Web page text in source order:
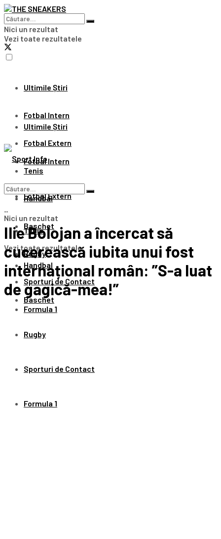
Nici un rezultat
Vezi toate rezultatele
Ultimile Știri
Fotbal Intern
Fotbal Extern
Tenis
Handbal
Baschet
Rugby
Sporturi de Contact
Formula 1
Ultimile Știri
Fotbal Intern
Fotbal Extern
Tenis
Handbal
Baschet
Rugby
Sporturi de Contact
Formula 1
Nici un rezultat
Vezi toate rezultatele
Ilie Bolojan a încercat să
cucerească iubita unui fost
internațional român: ”S-a luat
de gagică-mea!”